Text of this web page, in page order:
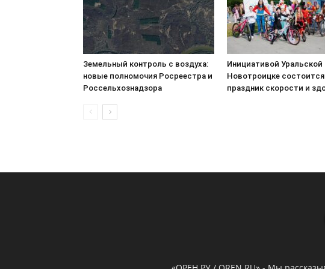
Земельный контроль с воздуха:
новые полномочия Росреестра и
Россельхознадзора
Инициативой Уральской
Новотроицке состоится
праздник скорости и